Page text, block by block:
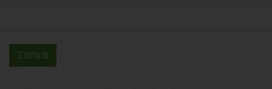
Zurück